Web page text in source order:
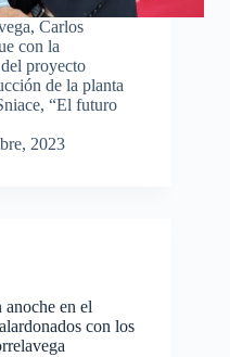
Carlos
con la
proyecto
de la planta
“El futuro
2023
anoche en el
con los